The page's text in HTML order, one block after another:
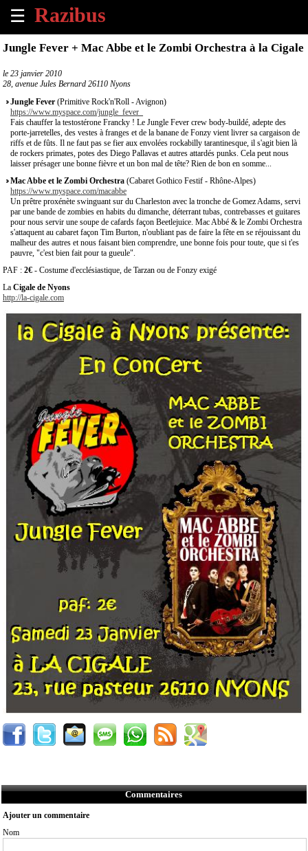
☰
×
Tous
les
évènements
à
venir
Annoncer
un
évènement
Contact
À
propos
Jungle Fever + Mac Abbe et le Zombi Orchestra à la Cigale
le 23 janvier 2010
28, avenue Jules Bernard 26110 Nyons
Jungle Fever (Primitive Rock'n'Roll - Avignon)
https://www.myspace.com/jungle_fever_
Fais chauffer la testostérone Francky ! Le Jungle Fever crew body-buildé, adepte des
porte-jarretelles, des vestes à franges et de la banane de Fonzy vient livrer sa cargaison de
riffs et de fûts. Il ne faut pas se fier aux envolées rockabilly tarantinesque, il s'agit bien là
de rockers primates, potes des Diego Pallavas et autres attardés punks. Cela peut nous
laisser présager une bonne fièvre et un bon mal de tête? Rien de bon en somme...
Mac Abbe et le Zombi Orchestra (Cabaret Gothico Festif - Rhône-Alpes)
https://www.myspace.com/macabbe
Un prêtre proxénète swinguant sur du Charleston avec la tronche de Gomez Adams, servi
par une bande de zombies en habits du dimanche, déterrant tubas, contrebasses et guitares
pour nous servir une soupe de cafards façon Beetlejuice. Mac Abbé & le Zombi Orchestra
s'attaquent au cabaret façon Tim Burton, n'oubliant pas de faire la fête en se réjouissant du
malheur des autres et nous faisant bien comprendre, une bonne fois pour toute, que si t'es
pauvre, "c'est bien fait pour ta gueule".
PAF : 2€ - Costume d'ecclésiastique, de Tarzan ou de Fonzy exigé
La Cigale de Nyons
http://la-cigale.com
Commentaires
Ajouter un commentaire
Nom